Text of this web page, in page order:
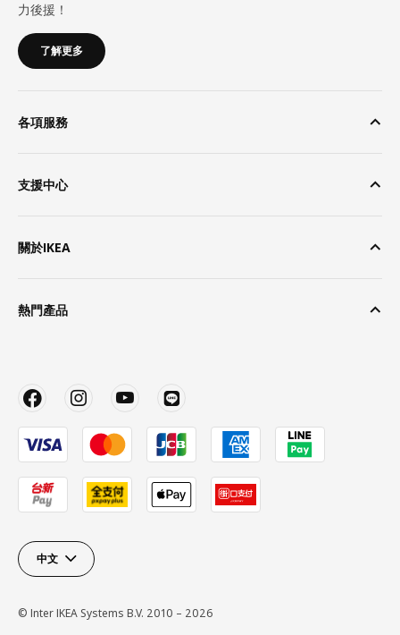
力後援！
了解更多
各項服務
支援中心
關於IKEA
熱門產品
中文
© Inter IKEA Systems B.V. 2010 – 2026